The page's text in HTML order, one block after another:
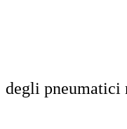
degli pneumatici